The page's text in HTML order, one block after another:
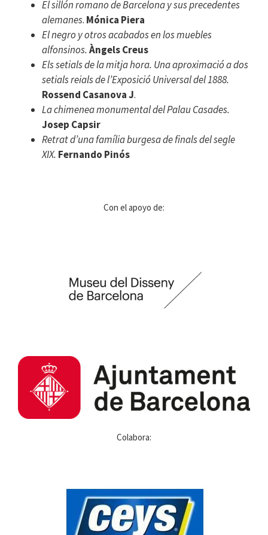
El sillón romano de Barcelona y sus precedentes
alemanes. Mónica Piera
El negro y otros acabados en los muebles
alfonsinos.Àngels Creus
Els setials de la mitja hora. Una aproximació a dos
setials reials de l’Exposició Universal del 1888.
Rossend CasanovaJ.
La chimenea monumental del Palau Casades.
Josep Capsir
Retrat d’una família burgesa de finals del segle
XIX. Fernando Pinós
Con el apoyo de:
Colabora: